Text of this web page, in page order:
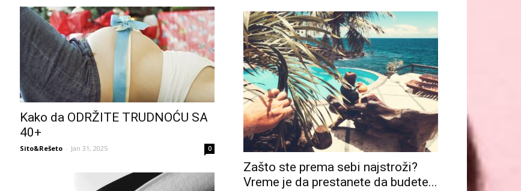
Kako da ODRŽITE TRUDNOĆU SA
40+
Sito&Rešeto - Jan 31, 2025 0
Zašto ste prema sebi najstroži?
Vreme je da prestanete da budete...